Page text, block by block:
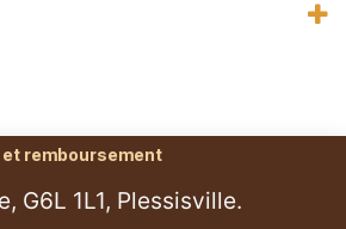
remboursement
G6L 1L1, Plessisville.